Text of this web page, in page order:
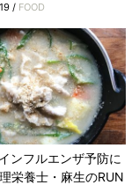
/ FOOD
ンフルエンザ予防に
栄養士・麻生のRUN